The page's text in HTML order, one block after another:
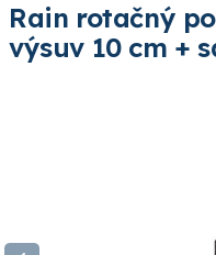
Rain rotačný
výsuv 10 cm +